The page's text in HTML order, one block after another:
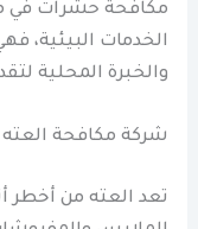
مكافحة حشرات في
الخدمات البيئية،
والخبرة المحلية
شركة مكافحة
تعد العته من أخطر